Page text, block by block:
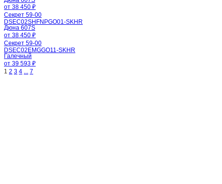
от 38 450 ₽
Секрет 59-00
DSEC02SHFNPGO01-SKHR
Дюна 607S
от 38 450 ₽
Секрет 59-00
DSEC02EMGGO11-SKHR
Галечный
от 39 593 ₽
1 2 3 4 7